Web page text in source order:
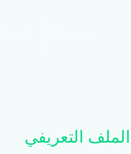
الملف التعريفي